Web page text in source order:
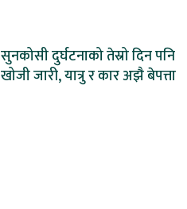
सुनकोसी दुर्घटनाको तेस्रो दिन पनि
खोजी जारी, यात्रु र कार अझै बेपत्ता